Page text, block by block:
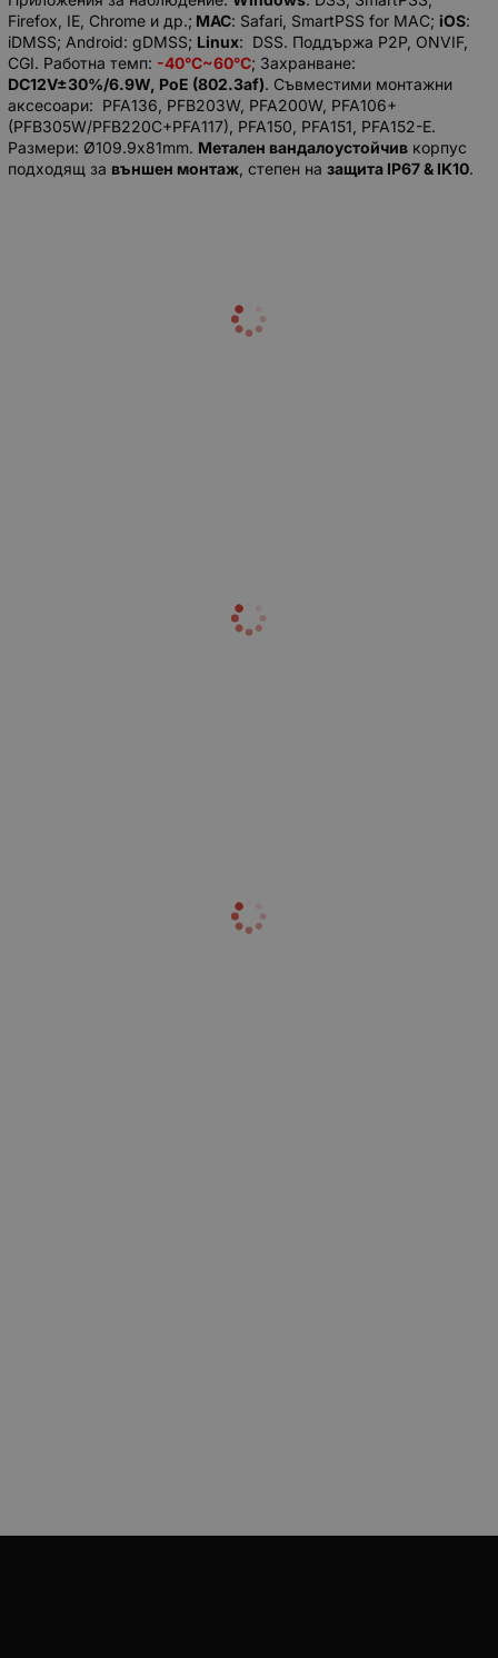
Firefox, IE, Chrome и др.; MAC: Safari, SmartPSS for MAC; iOS:
iDMSS; Android: gDMSS; Linux: DSS. Поддържа P2P, ONVIF,
CGI. Работна темп: -40°C~60°C; Захранване:
DC12V±30%/6.9W, PoE (802.3af). Съвместими монтажни
аксесоари: PFA136, PFB203W, PFA200W, PFA106+
(PFB305W/PFB220C+PFA117), PFA150, PFA151, PFA152-E.
Размери: Ø109.9х81mm. Метален вандалоустойчив корпус
подходящ за външен монтаж , степен на защита IP67 & IK10.